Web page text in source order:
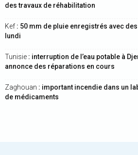
des travaux de réhabilitation
Kef : 50 mm de pluie enregistrés avec
lundi
Tunisie : interruption de l’eau potable à
annonce des réparations en cours
Zaghouan : important incendie dans un
de médicaments